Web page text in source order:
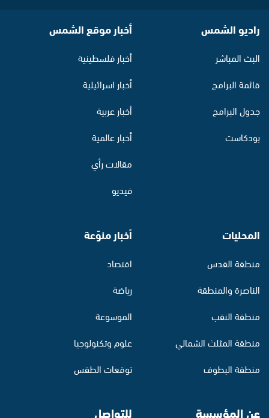
راديو الشمس
البث المباشر
قائمة البرامج
جدول البرامج
بودكاست
أخبار موقع الشمس
أخبار فلسطينية
أخبار اسرائيلية
أخبار عربية
أخبار عالمية
مقالات رأي
فيديو
المحليات
منطقة القدس
الناصرة والمنطقة
منطقة النقب
منطقة المثلث الشمالي
منطقة البطوف
أخبار منوّعة
اقتصاد
رياضة
الموسوعة
علوم وتكنولوجيا
توقعات الطقس
عن المؤسسة للتواصل